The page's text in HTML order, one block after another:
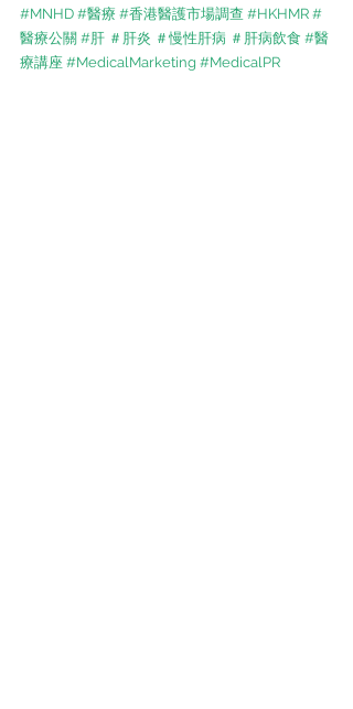
#MNHD #醫療 #香港醫護市場調查 #HKHMR #
醫療公關 #肝 ＃肝炎 ＃慢性肝病 ＃肝病飲食 #醫
療講座 #MedicalMarketing #MedicalPR